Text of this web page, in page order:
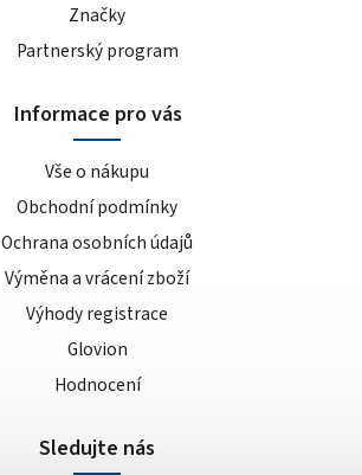
Značky
Partnerský program
Informace pro vás
Vše o nákupu
Obchodní podmínky
Ochrana osobních údajů
Výměna a vrácení zboží
Výhody registrace
Glovion
Hodnocení
Sledujte nás